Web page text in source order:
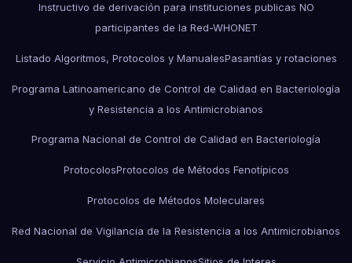
Instructivo de derivación para instituciones publicas NO
participantes de la Red-WHONET
Listado Algoritmos, Protocolos y ManualesPasantías y rotaciones
Programa Latinoamericano de Control de Calidad en Bacteriología
y Resistencia a los Antimicrobianos
Programa Nacional de Control de Calidad en Bacteriología
ProtocolosProtocolos de Métodos Fenotípicos
Protocolos de Métodos Moleculares
Red Nacional de Vigilancia de la Resistencia a los Antimicrobianos